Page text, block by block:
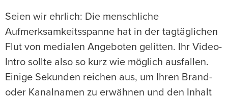
Seien wir ehrlich: Die menschliche
Aufmerksamkeitsspanne hat in der tagtäglichen
Flut von medialen Angeboten gelitten. Ihr Video-
Intro sollte also so kurz wie möglich ausfallen.
Einige Sekunden reichen aus, um Ihren Brand-
oder Kanalnamen zu erwähnen und den Inhalt